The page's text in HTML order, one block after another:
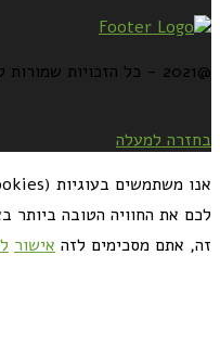
@2021 - כל הזכויות שמורות למירב גביש | ביצוע
בחזרה למעלה
לכם את החוויה הטובה
זה, אתם מסכימים לזה אישור